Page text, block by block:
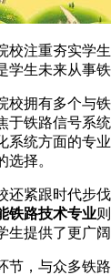
校注重夯实学
学生未来从事
校拥有多个与
于铁路信号系
系统方面的专
择。
还紧跟时代步
铁路技术专业
生提供了更广
节，与众多铁